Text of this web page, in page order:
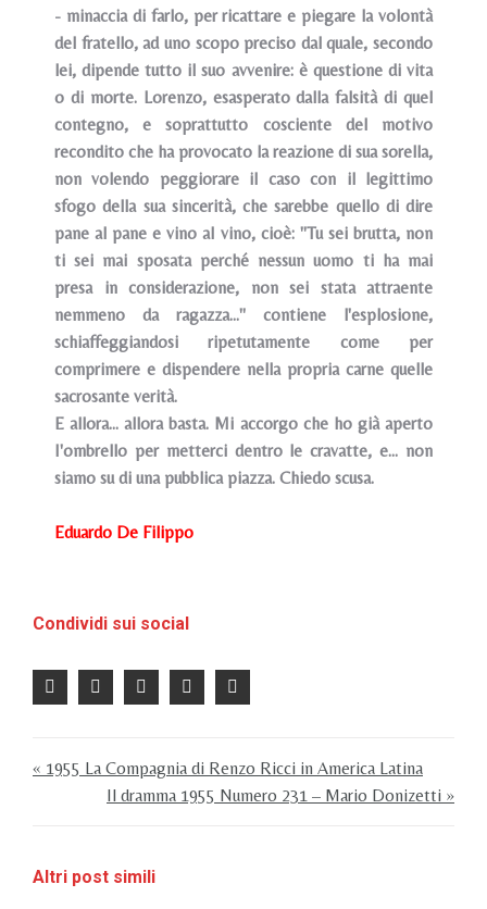
- minaccia di farlo, per ricattare e piegare la volontà
del fratello, ad uno scopo preciso dal quale, secondo
lei, dipende tutto il suo avvenire: è questione di vita
o di morte. Lorenzo, esasperato dalla falsità di quel
contegno, e soprattutto cosciente del motivo
recondito che ha provocato la reazione di sua sorella,
non volendo peggiorare il caso con il legittimo
sfogo della sua sincerità, che sarebbe quello di dire
pane al pane e vino al vino, cioè: "Tu sei brutta, non
ti sei mai sposata perché nessun uomo ti ha mai
presa in considerazione, non sei stata attraente
nemmeno da ragazza..." contiene l'esplosione,
schiaffeggiandosi ripetutamente come per
comprimere e dispendere nella propria carne quelle
sacrosante verità.
E allora... allora basta. Mi accorgo che ho già aperto
I'ombrello per metterci dentro le cravatte, e... non
siamo su di una pubblica piazza. Chiedo scusa.
Eduardo De Filippo
Condividi sui social
« 1955 La Compagnia di Renzo Ricci in America Latina
Il dramma 1955 Numero 231 – Mario Donizetti »
Altri post simili